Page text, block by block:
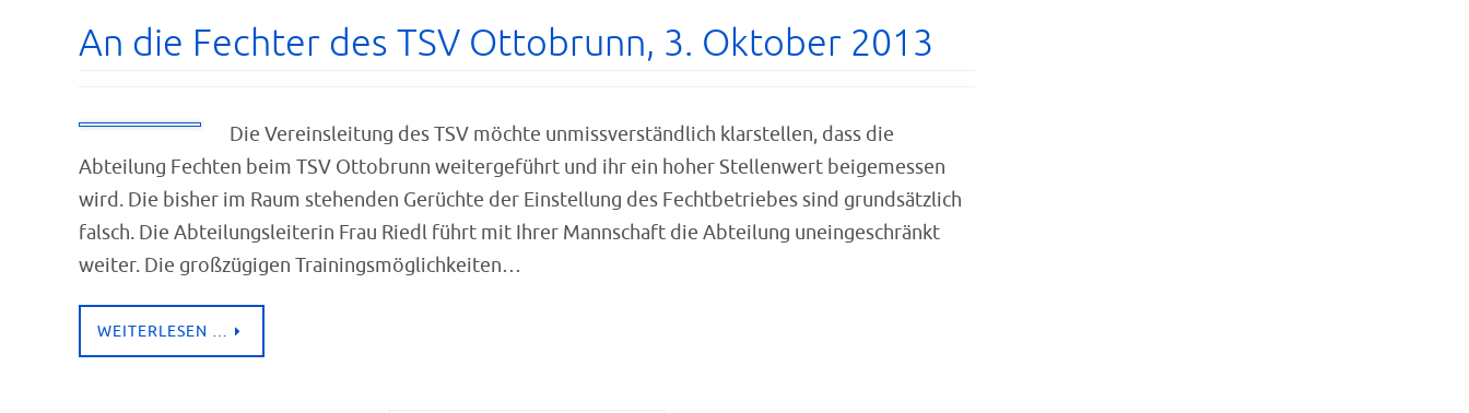
An die Fechter des TSV Ottobrunn, 3. Oktober 2013
Die Vereinsleitung des TSV möchte unmissverständlich klarstellen, dass die
Abteilung Fechten beim TSV Ottobrunn weitergeführt und ihr ein hoher Stellenwert beigemessen
wird. Die bisher im Raum stehenden Gerüchte der Einstellung des Fechtbetriebes sind grundsätzlich
falsch. Die Abteilungsleiterin Frau Riedl führt mit Ihrer Mannschaft die Abteilung uneingeschränkt
weiter. Die großzügigen Trainingsmöglichkeiten…
WEITERLESEN …